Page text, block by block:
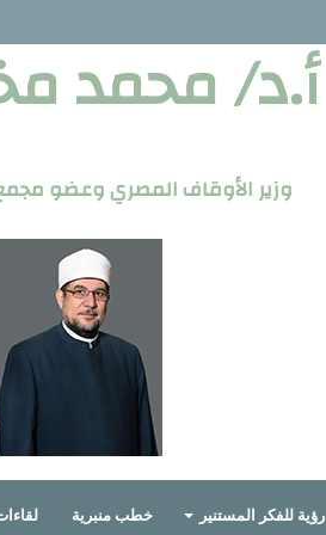
أ.د/ محمد
وزير الأوقاف المصري وعضو
رؤية للفكر المستنير خطب منبرية